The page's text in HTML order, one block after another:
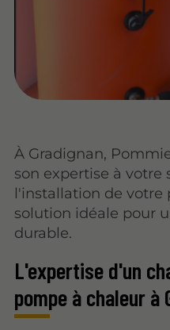
À Gradignan,
son expertise à votre
l'installation de votre
solution idéale pour
durable.
L'expertise d'un
pompe à chaleur à